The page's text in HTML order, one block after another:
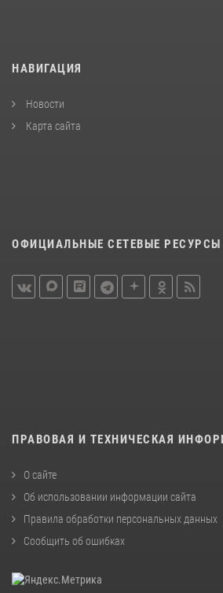
НАВИГАЦИЯ
Новости
Карта сайта
ОФИЦИАЛЬНЫЕ СЕТЕВЫЕ РЕСУРСЫ
ПРАВОВАЯ И ТЕХНИЧЕСКАЯ
О сайте
Об использовании информации сайта
Правила обработки персональных данных
Сообщить об ошибках